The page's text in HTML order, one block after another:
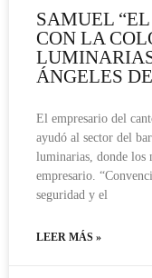
SAMUEL
CON LA
ÁNGELES
El empresario del
ayudó al sector del
luminarias, donde los
empresario.
seguridad y el
LEER MÁS »